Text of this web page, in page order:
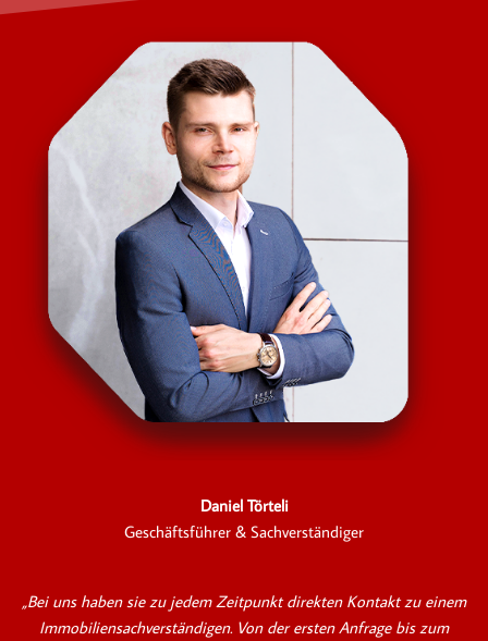
Daniel Törteli
Geschäftsführer & Sachverständiger
„Bei uns haben sie zu jedem Zeitpunkt direkten Kontakt zu einem
Immobiliensachverständigen. Von der ersten Anfrage bis zum